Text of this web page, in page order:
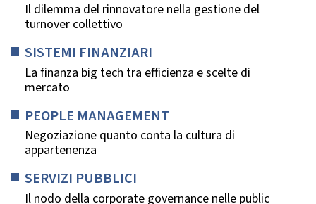
Il dilemma del rinnovatore nella gestione del
turnover collettivo
SISTEMI FINANZIARI
La finanza big tech tra efficienza e scelte di
mercato
PEOPLE MANAGEMENT
Negoziazione quanto conta la cultura di
appartenenza
SERVIZI PUBBLICI
Il nodo della corporate governance nelle public